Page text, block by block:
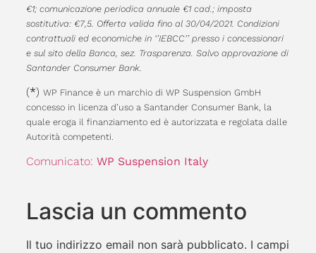
€1; comunicazione periodica annuale €1 cad.; imposta
sostitutiva: €7,5. Offerta valida fino al 30/04/2021. Condizioni
contrattuali ed economiche in ‘’IEBCC’’ presso i concessionari
e sul sito della Banca, sez. Trasparenza. Salvo approvazione di
Santander Consumer Bank.
(*) WP Finance è un marchio di WP Suspension GmbH
concesso in licenza d’uso a Santander Consumer Bank, la
quale eroga il finanziamento ed è autorizzata e regolata dalle
Autorità competenti.
Comunicato: WP Suspension Italy
Lascia un commento
Il tuo indirizzo email non sarà pubblicato. I campi